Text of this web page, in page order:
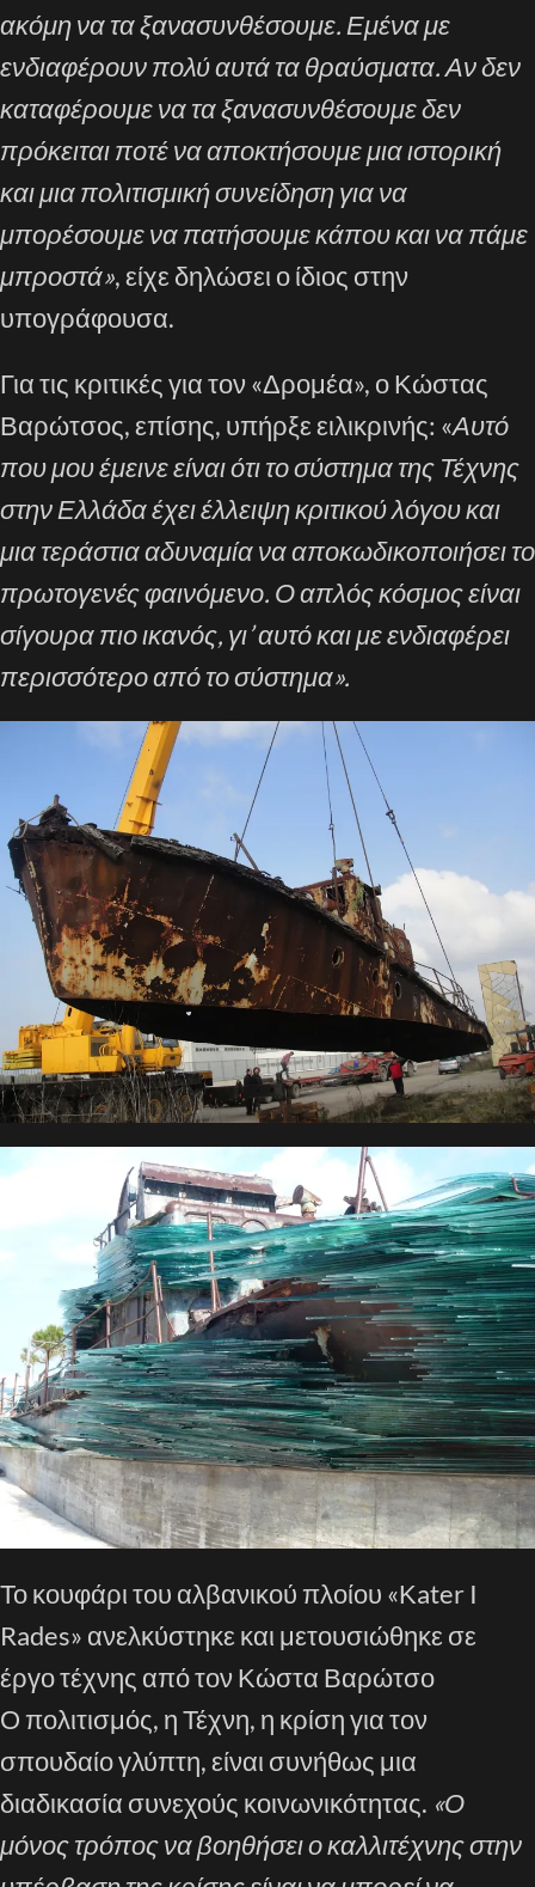
ακόμη να τα ξανασυνθέσουμε. Εμένα με
ενδιαφέρουν πολύ αυτά τα θραύσματα. Αν δεν
καταφέρουμε να τα ξανασυνθέσουμε δεν
πρόκειται ποτέ να αποκτήσουμε μια ιστορική
και μια πολιτισμική συνείδηση για να
μπορέσουμε να πατήσουμε κάπου και να πάμε
μπροστά», είχε δηλώσει ο ίδιος στην
υπογράφουσα.
Για τις κριτικές για τον «Δρομέα», ο Κώστας
Βαρώτσος, επίσης, υπήρξε ειλικρινής: «Αυτό
που μου έμεινε είναι ότι το σύστημα της Τέχνης
στην Ελλάδα έχει έλλειψη κριτικού λόγου και
μια τεράστια αδυναμία να αποκωδικοποιήσει το
πρωτογενές φαινόμενο. Ο απλός κόσμος είναι
σίγουρα πιο ικανός, γι’ αυτό και με ενδιαφέρει
περισσότερο από το σύστημα».
Το κουφάρι του αλβανικού πλοίου «Κater I
Rades» ανελκύστηκε και μετουσιώθηκε σε
έργο τέχνης από τον Κώστα Βαρώτσο
Ο πολιτισμός, η Τέχνη, η κρίση για τον
σπουδαίο γλύπτη, είναι συνήθως μια
διαδικασία συνεχούς κοινωνικότητας. «Ο
μόνος τρόπος να βοηθήσει ο καλλιτέχνης στην